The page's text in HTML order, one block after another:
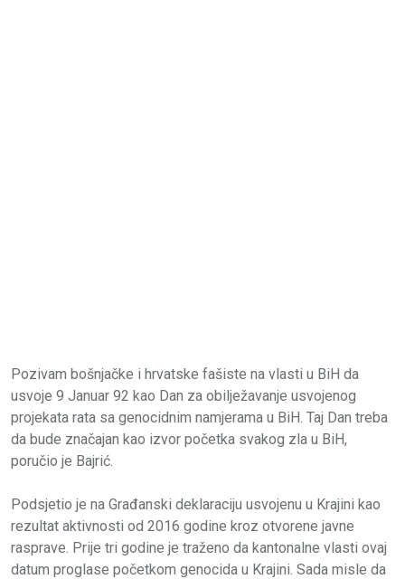
Pozivam bošnjačke i hrvatske fašiste na vlasti u BiH da
usvoje 9 Januar 92 kao Dan za obilježavanje usvojenog
projekata rata sa genocidnim namjerama u BiH. Taj Dan treba
da bude značajan kao izvor početka svakog zla u BiH,
poručio je Bajrić.
Podsjetio je na Građanski deklaraciju usvojenu u Krajini kao
rezultat aktivnosti od 2016 godine kroz otvorene javne
rasprave. Prije tri godine je traženo da kantonalne vlasti ovaj
datum proglase početkom genocida u Krajini. Sada misle da